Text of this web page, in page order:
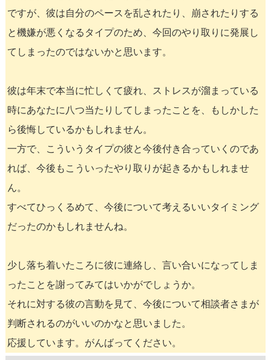
ですが、彼は自分のペースを乱されたり、崩されたりする
と機嫌が悪くなるタイプのため、今回のやり取りに発展し
てしまったのではないかと思います。
彼は年末で本当に忙しくて疲れ、ストレスが溜まっている
時にあなたに八つ当たりしてしまったことを、もしかした
ら後悔しているかもしれません。
一方で、こういうタイプの彼と今後付き合っていくのであ
れば、今後もこういったやり取りが起きるかもしれませ
ん。
すべてひっくるめて、今後について考えるいいタイミング
だったのかもしれませんね。
少し落ち着いたころに彼に連絡し、言い合いになってしま
ったことを謝ってみてはいかがでしょうか。
それに対する彼の言動を見て、今後について相談者さまが
判断されるのがいいのかなと思いました。
応援しています。がんばってください。